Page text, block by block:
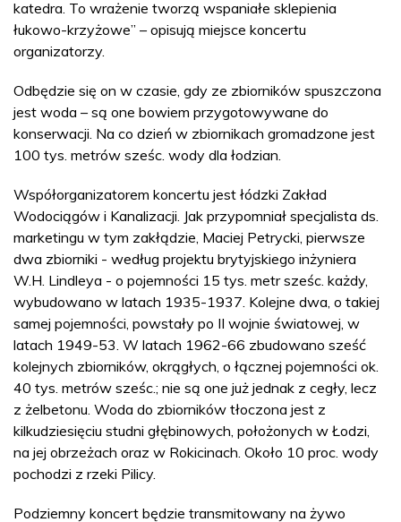
katedra. To wrażenie tworzą wspaniałe sklepienia
łukowo-krzyżowe” – opisują miejsce koncertu
organizatorzy.
Odbędzie się on w czasie, gdy ze zbiorników spuszczona
jest woda – są one bowiem przygotowywane do
konserwacji. Na co dzień w zbiornikach gromadzone jest
100 tys. metrów sześc. wody dla łodzian.
Współorganizatorem koncertu jest łódzki Zakład
Wodociągów i Kanalizacji. Jak przypomniał specjalista ds.
marketingu w tym zakłądzie, Maciej Petrycki, pierwsze
dwa zbiorniki - według projektu brytyjskiego inżyniera
W.H. Lindleya - o pojemności 15 tys. metr sześc. każdy,
wybudowano w latach 1935-1937. Kolejne dwa, o takiej
samej pojemności, powstały po II wojnie światowej, w
latach 1949-53. W latach 1962-66 zbudowano sześć
kolejnych zbiorników, okrągłych, o łącznej pojemności ok.
40 tys. metrów sześc.; nie są one już jednak z cegły, lecz
z żelbetonu. Woda do zbiorników tłoczona jest z
kilkudziesięciu studni głębinowych, położonych w Łodzi,
na jej obrzeżach oraz w Rokicinach. Około 10 proc. wody
pochodzi z rzeki Pilicy.
Podziemny koncert będzie transmitowany na żywo